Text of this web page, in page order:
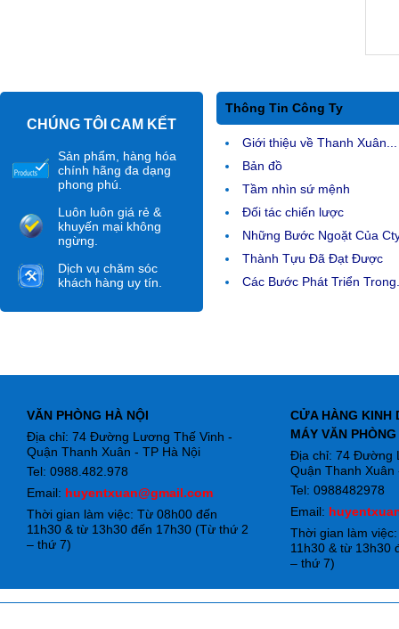
CHÚNG TÔI CAM KẾT
Sản phẩm, hàng hóa
chính hãng đa dạng
phong phú.
Luôn luôn giá rẻ &
khuyến mại không
ngừng.
Dịch vụ chăm sóc
khách hàng uy tín.
Thông Tin Công Ty
Giới thiệu về Thanh Xuân...
Bản đồ
Tầm nhìn sứ mệnh
Đối tác chiến lược
Những Bước Ngoặt Của
Thành Tựu Đã Đạt Được
Các Bước Phát Triển
VĂN PHÒNG HÀ NỘI
Địa chỉ: 74 Đường Lương Thế Vinh -
Quận Thanh Xuân - TP Hà Nội
Tel: 0988.482.978
Email: huyentxuan@gmail.com
Thời gian làm việc: Từ 08h00 đến
11h30 & từ 13h30 đến 17h30 (Từ thứ 2
– thứ 7)
CỬA HÀNG KINH
MÁY VĂN PHÒNG
Địa chỉ: 74 Đường
Quận Thanh Xuân
Tel: 0988482978
Email:
Thời gian làm
11h30 & từ 13h30
– thứ 7)